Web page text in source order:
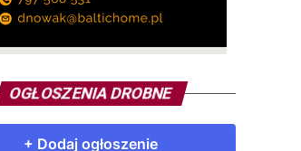
OGŁOSZENIA DROBNE